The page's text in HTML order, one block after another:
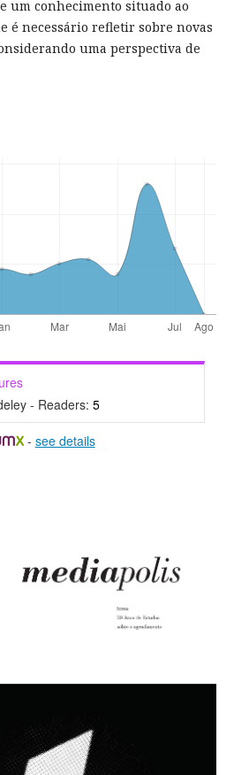
um conhecimento situado ao
é necessário refletir sobre novas
uma perspectiva de
- Readers: 5
- see details